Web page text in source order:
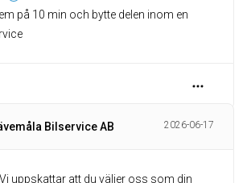
på 10 min och bytte delen inom en
Bilservice AB 2026-06-17
uppskattar att du väljer oss som din